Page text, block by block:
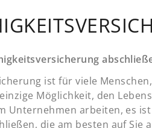
ist für viele
Möglichkeit, den
Unternehmen arbeiten, es
die am besten auf Sie